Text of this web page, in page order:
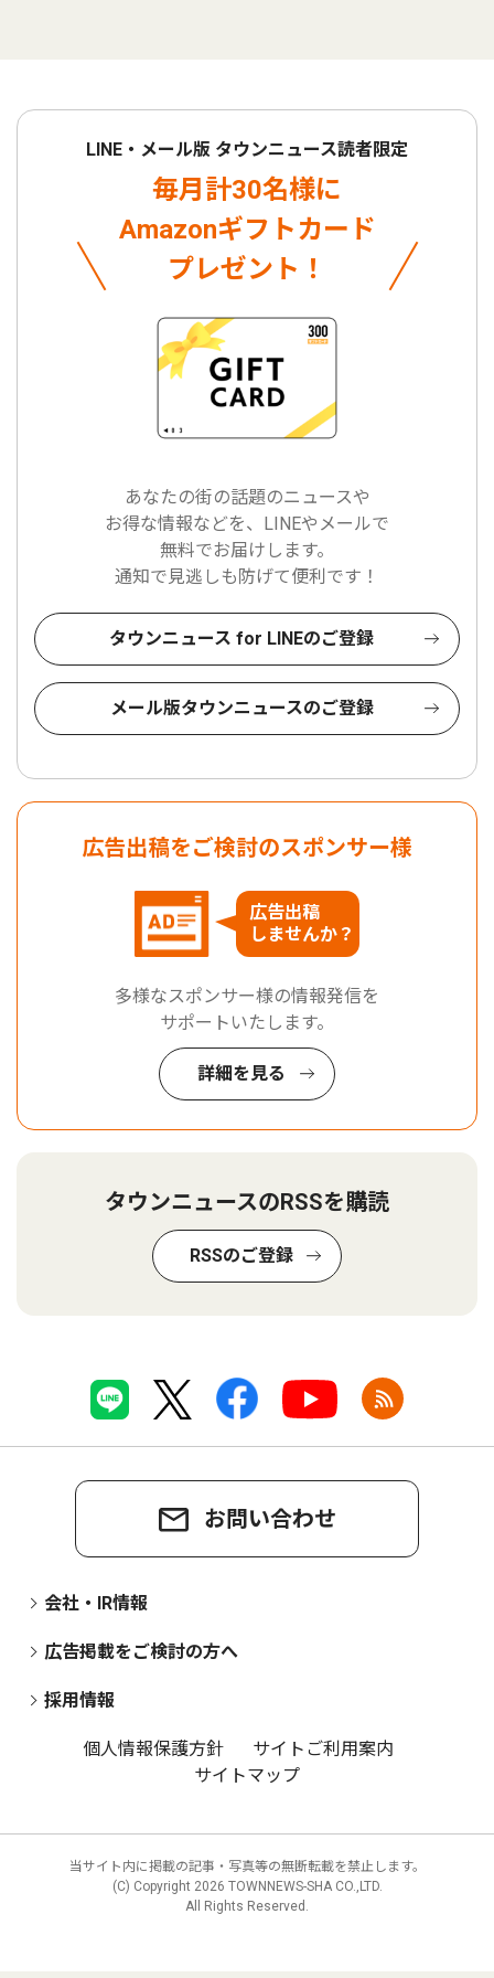
LINE・メール版 タウンニュース読者限定
毎月計30名様に
Amazonギフトカード
プレゼント！
あなたの街の話題のニュースや
お得な情報などを、LINEやメールで
無料でお届けします。
通知で見逃しも防げて便利です！
タウンニュース for LINEのご登録
メール版タウンニュースのご登録
広告出稿をご検討のスポンサー様
広告出稿
しませんか？
多様なスポンサー様の情報発信を
サポートいたします。
詳細を見る
タウンニュースのRSSを購読
RSSのご登録
お問い合わせ
会社・IR情報
広告掲載をご検討の方へ
採用情報
個人情報保護方針
サイトご利用案内
サイトマップ
当サイト内に掲載の記事・写真等の無断転載を禁止します。
(C) Copyright 2026 TOWNNEWS-SHA CO.,LTD.
All Rights Reserved.